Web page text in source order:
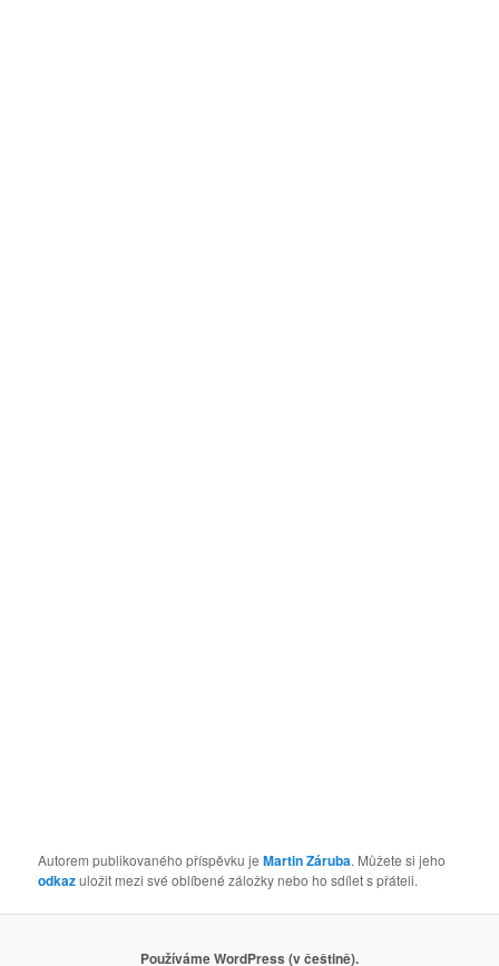
Autorem publikovaného příspěvku jeMartin Záruba. Můžete si jeho
odkazuložit mezi své oblíbené záložky nebo ho sdílet s přáteli.
Používáme WordPress (v češtině).